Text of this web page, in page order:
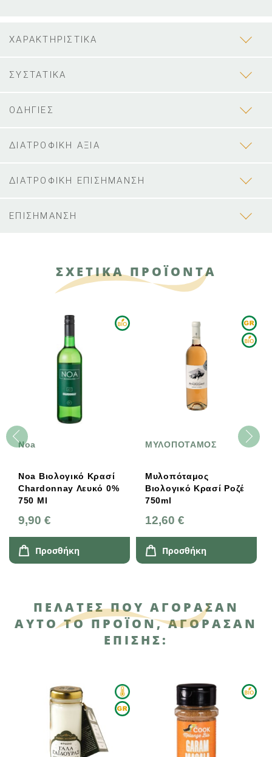
ΧΑΡΑΚΤΗΡΙΣΤΙΚΑ
ΣΥΣΤΑΤΙΚΑ
ΟΔΗΓΙΕΣ
ΔΙΑΤΡΟΦΙΚΗ ΑΞΙΑ
ΔΙΑΤΡΟΦΙΚΗ ΕΠΙΣΗΜΑΝΣΗ
ΕΠΙΣΗΜΑΝΣΗ
ΣΧΕΤΙΚΑ ΠΡΟΪΟΝΤΑ
Noa
Noa Βιολογικό Κρασί
Chardonnay Λευκό 0%
750 Ml
9,90 €
Προσθήκη
ΜΥΛΟΠΟΤΑΜΟΣ
Μυλοπόταμος
Βιολογικό Κρασί Ροζέ
750ml
12,60 €
Προσθήκη
ΠΕΛΆΤΕΣ ΠΟΥ ΑΓΌΡΑΣΑΝ
ΑΥΤΌ ΤΟ ΠΡΟΪΌΝ, ΑΓΌΡΑΣΑΝ
ΕΠΊΣΗΣ: